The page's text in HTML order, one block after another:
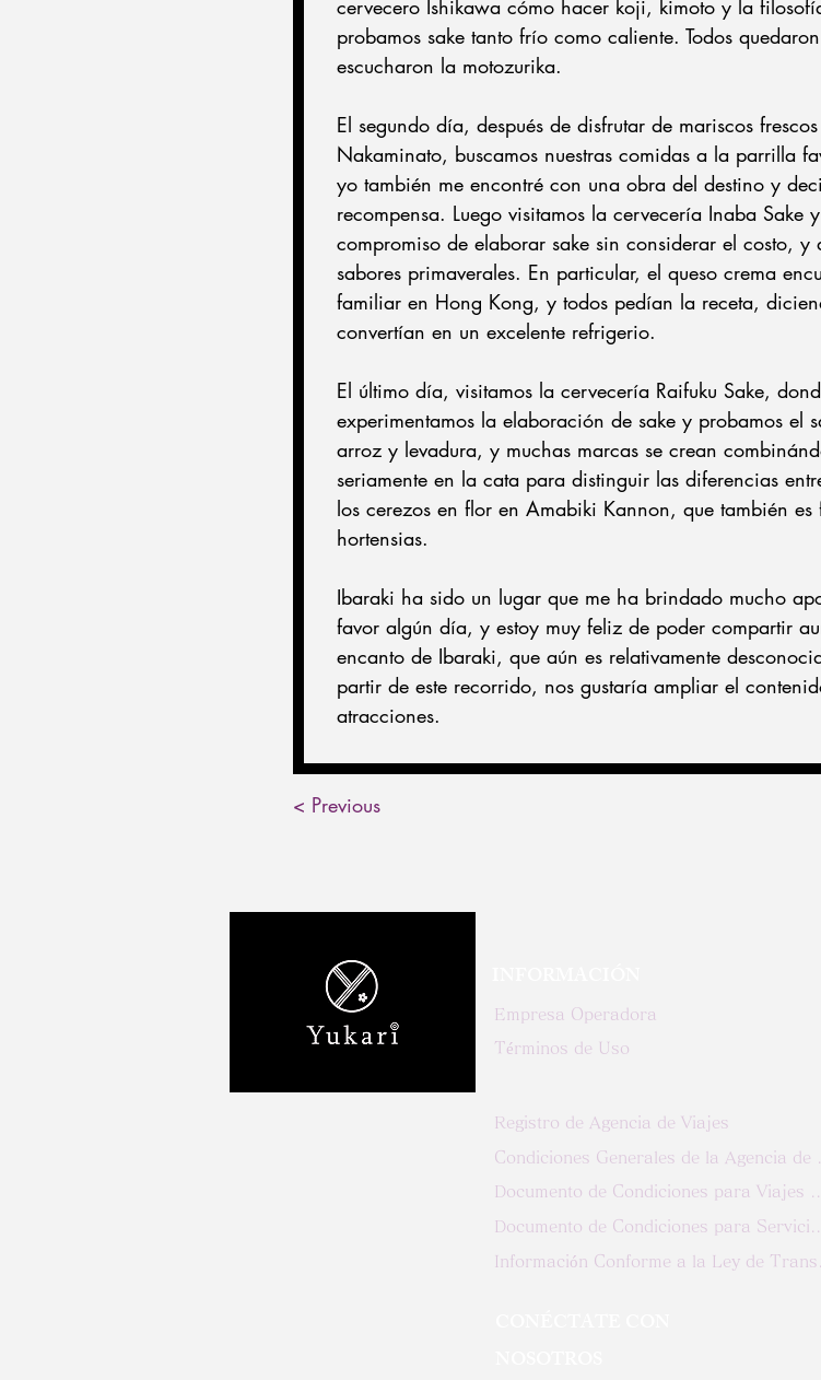
cervecero Ishikawa cómo hacer koji, kimoto y la
probamos sake tanto frío como caliente. Todos
escucharon la motozurika.
El segundo día, después de disfrutar de mariscos
Nakaminato, buscamos nuestras comidas a la parrilla
yo también me encontré con una obra del destino y
recompensa. Luego visitamos la cervecería Inaba Sake
compromiso de elaborar sake sin considerar el costo, y
sabores primaverales. En particular, el queso crema
familiar en Hong Kong, y todos pedían la receta,
convertían en un excelente refrigerio.
El último día, visitamos la cervecería Raifuku Sake,
experimentamos la elaboración de sake y probamos el
arroz y levadura, y muchas marcas se crean
seriamente en la cata para distinguir las diferencias
los cerezos en flor en Amabiki Kannon, que también
hortensias.
Ibaraki ha sido un lugar que me ha brindado mucho
favor algún día, y estoy muy feliz de poder compartir
encanto de Ibaraki, que aún es relativamente
partir de este recorrido, nos gustaría ampliar el
atracciones.
< Previous
Empresa Operadora
Términos de Uso
Registro de Agencia de Viajes